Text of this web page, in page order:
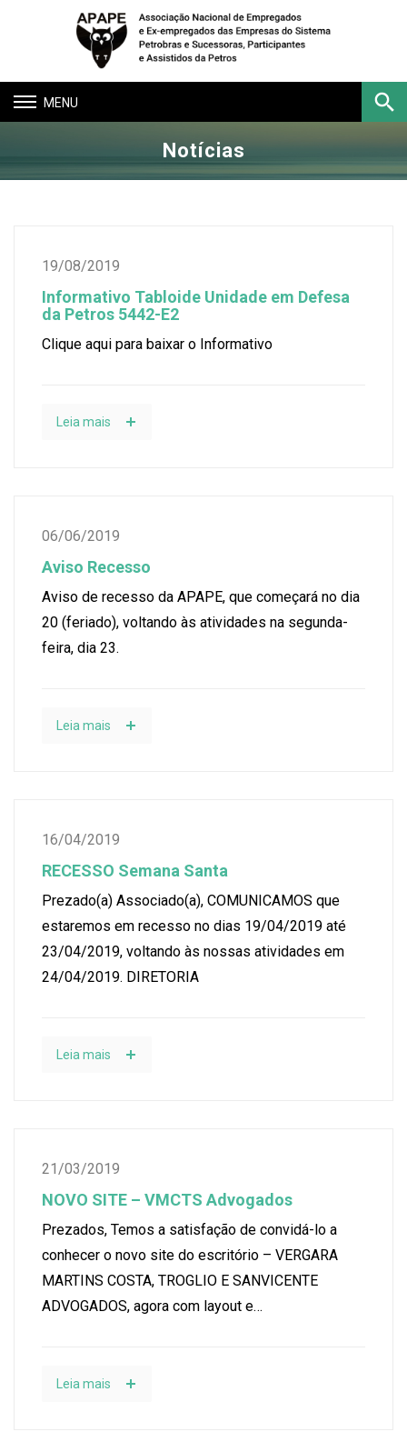
Toggle
navigation
Notícias
19/08/2019
Informativo Tabloide Unidade em Defesa
da Petros 5442-E2
Clique aqui para baixar o Informativo
Leia mais
06/06/2019
Aviso Recesso
Aviso de recesso da APAPE, que começará no dia
20 (feriado), voltando às atividades na segunda-
feira, dia 23.
Leia mais
16/04/2019
RECESSO Semana Santa
Prezado(a) Associado(a), COMUNICAMOS que
estaremos em recesso no dias 19/04/2019 até
23/04/2019, voltando às nossas atividades em
24/04/2019. DIRETORIA
Leia mais
21/03/2019
NOVO SITE – VMCTS Advogados
Prezados, Temos a satisfação de convidá-lo a
conhecer o novo site do escritório – VERGARA
MARTINS COSTA, TROGLIO E SANVICENTE
ADVOGADOS, agora com layout e…
Leia mais